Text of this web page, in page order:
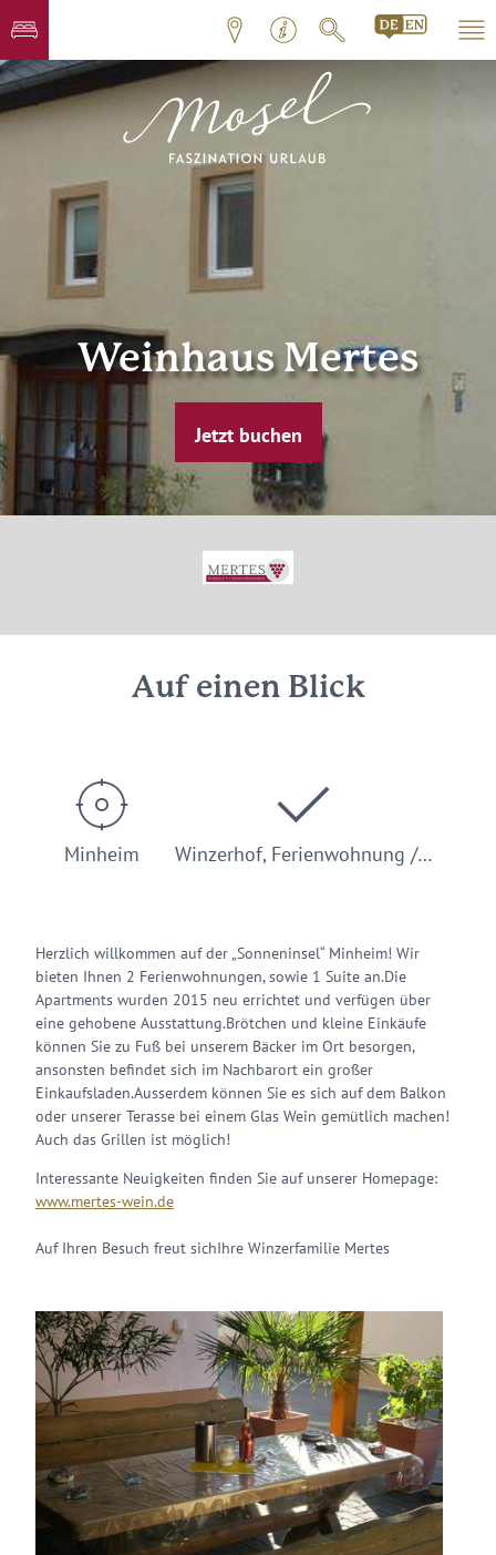
Weinhaus Mertes
Jetzt buchen
Auf einen Blick
Minheim Winzerhof, Ferienwohnung /…
Herzlich willkommen auf der „Sonneninsel“ Minheim! Wir
bieten Ihnen 2 Ferienwohnungen, sowie 1 Suite an.Die
Apartments wurden 2015 neu errichtet und verfügen über
eine gehobene Ausstattung.Brötchen und kleine Einkäufe
können Sie zu Fuß bei unserem Bäcker im Ort besorgen,
ansonsten befindet sich im Nachbarort ein großer
Einkaufsladen.Ausserdem können Sie es sich auf dem Balkon
oder unserer Terasse bei einem Glas Wein gemütlich machen!
Auch das Grillen ist möglich!
Interessante Neuigkeiten finden Sie auf unserer Homepage:
www.mertes-wein.de
Auf Ihren Besuch freut sichIhre Winzerfamilie Mertes